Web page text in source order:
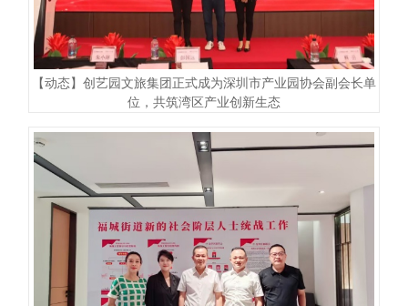
【动态】创艺园文旅集团正式成为深圳市产业园协会副会长单
位，共筑湾区产业创新生态